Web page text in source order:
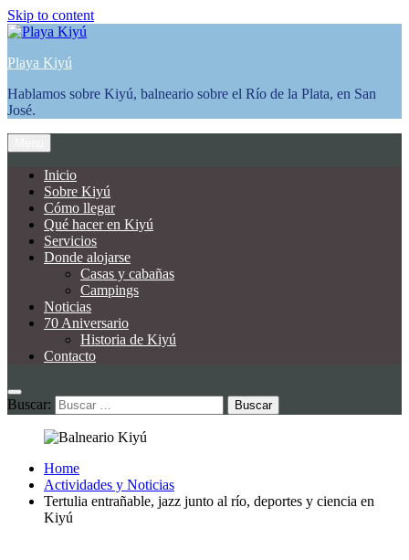
Skip to content
Playa Kiyú
Hablamos sobre Kiyú, balneario sobre el Río de la Plata, en San
José.
Inicio
Sobre Kiyú
Cómo llegar
Qué hacer en Kiyú
Servicios
Donde alojarse
Casas y cabañas
Campings
Noticias
70 Aniversario
Historia de Kiyú
Contacto
Buscar:
Home
Actividades y Noticias
Tertulia entrañable, jazz junto al río, deportes y ciencia en
Kiyú